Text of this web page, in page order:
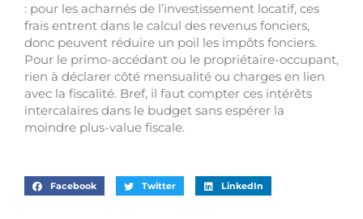
: pour les acharnés de l’investissement locatif, ces
frais entrent dans le calcul des revenus fonciers,
donc peuvent réduire un poil les impôts fonciers.
Pour le primo-accédant ou le propriétaire-occupant,
rien à déclarer côté mensualité ou charges en lien
avec la fiscalité. Bref, il faut compter ces intérêts
intercalaires dans le budget sans espérer la
moindre plus-value fiscale.
Facebook Twitter LinkedIn